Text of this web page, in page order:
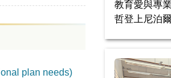
plan needs)
教育愛與專
哲登上尼泊